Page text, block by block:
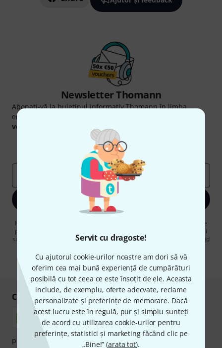
Servit cu dragoste!
Cu ajutorul cookie-urilor noastre am dori să vă
oferim cea mai bună experiență de cumpărături
posibilă cu tot ceea ce este însoțit de ele. Aceasta
include, de exemplu, oferte adecvate, reclame
personalizate și preferințe de memorare. Dacă
acest lucru este în regulă, pur și simplu sunteți
de acord cu utilizarea cookie-urilor pentru
preferințe, statistici și marketing făcând clic pe
„Bine!” (arata tot).
Newsletter Thomann
Abonați-vă la buletinul informativ Thomann în limba
engleză și, cu puțin noroc, puteți câștiga unul dintre
voucherele
în valoare de50 €fiecare!
Contribuții inspiraționale
Perspectivele Thomann
Înscrie-te acum
Făcând clic pe „Înscrie-te acum”, sunteți de acord să primiți publicitate
prin e-mail. Vă puteți dezabona în orice moment. Puteți găsi informații
suplimentare despre buletinul informativ înregulamentul nostru privind
Cumpărați și plătiți în siguranță
plata se poate efectua în siguranță cu Ramburs, Transfer